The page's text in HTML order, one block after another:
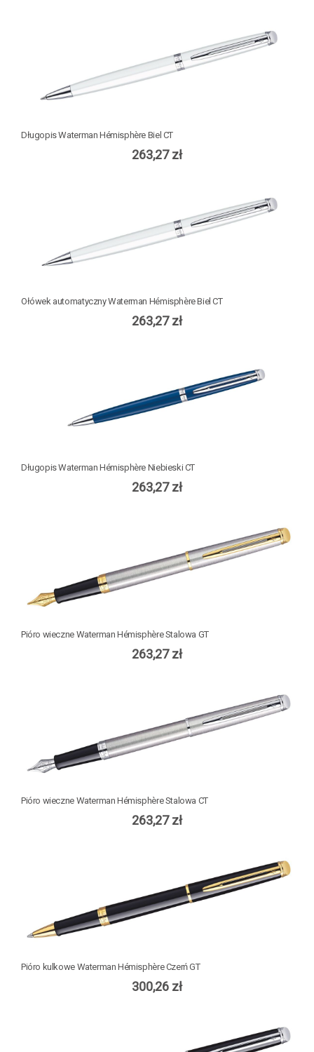
Długopis Waterman Hémisphère Biel CT
263,27 zł
Ołówek automatyczny Waterman Hémisphère Biel CT
263,27 zł
Długopis Waterman Hémisphère Niebieski CT
263,27 zł
Pióro wieczne Waterman Hémisphère Stalowa GT
263,27 zł
Pióro wieczne Waterman Hémisphère Stalowa CT
263,27 zł
Pióro kulkowe Waterman Hémisphère Czerń GT
300,26 zł